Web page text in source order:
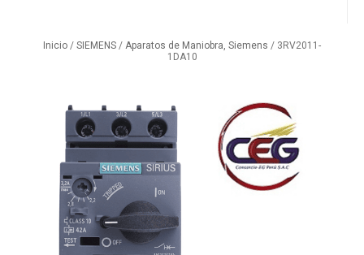
Inicio / SIEMENS / Aparatos de Maniobra, Siemens / 3RV2011-
1DA10